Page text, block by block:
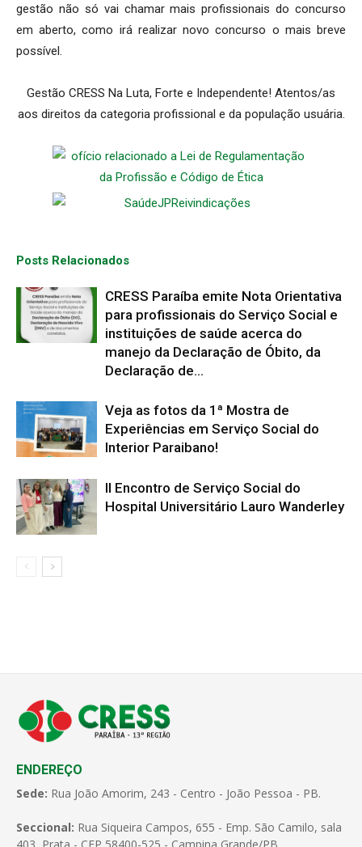
gestão não só vai chamar mais profissionais do concurso
em aberto, como irá realizar novo concurso o mais breve
possível.
Gestão CRESS Na Luta, Forte e Independente! Atentos/as
aos direitos da categoria profissional e da população usuária.
Posts Relacionados
CRESS Paraíba emite Nota Orientativa
para profissionais do Serviço Social e
instituições de saúde acerca do
manejo da Declaração de Óbito, da
Declaração de...
Veja as fotos da 1ª Mostra de
Experiências em Serviço Social do
Interior Paraibano!
II Encontro de Serviço Social do
Hospital Universitário Lauro Wanderley
ENDEREÇO
Sede: Rua João Amorim, 243 - Centro - João Pessoa - PB.
Seccional: Rua Siqueira Campos, 655 - Emp. São Camilo, sala